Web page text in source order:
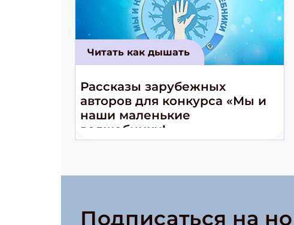
Читать как дышать
Рассказы зарубежных
авторов для конкурса «Мы и
наши маленькие
волшебники!»
Подписаться на